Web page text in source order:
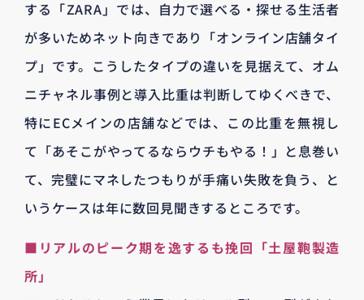
する「ZARA」では、自力で選べる・探せる生活者
が多いためネット向きであり「オンライン店舗タイ
プ」です。こうしたタイプの違いを見据えて、オム
ニチャネル事例と導入比重は判断してゆくべきで、
特にECメインの店舗などでは、この比重を無視し
て「あそこがやってるならウチもやる！」と息巻い
て、完璧にマネしたつもりが手痛い失敗を負う、と
いうケースは年に数回見聞きするところです。
■リアルのピーク期を逸するも挽回「土屋鞄製造
所」